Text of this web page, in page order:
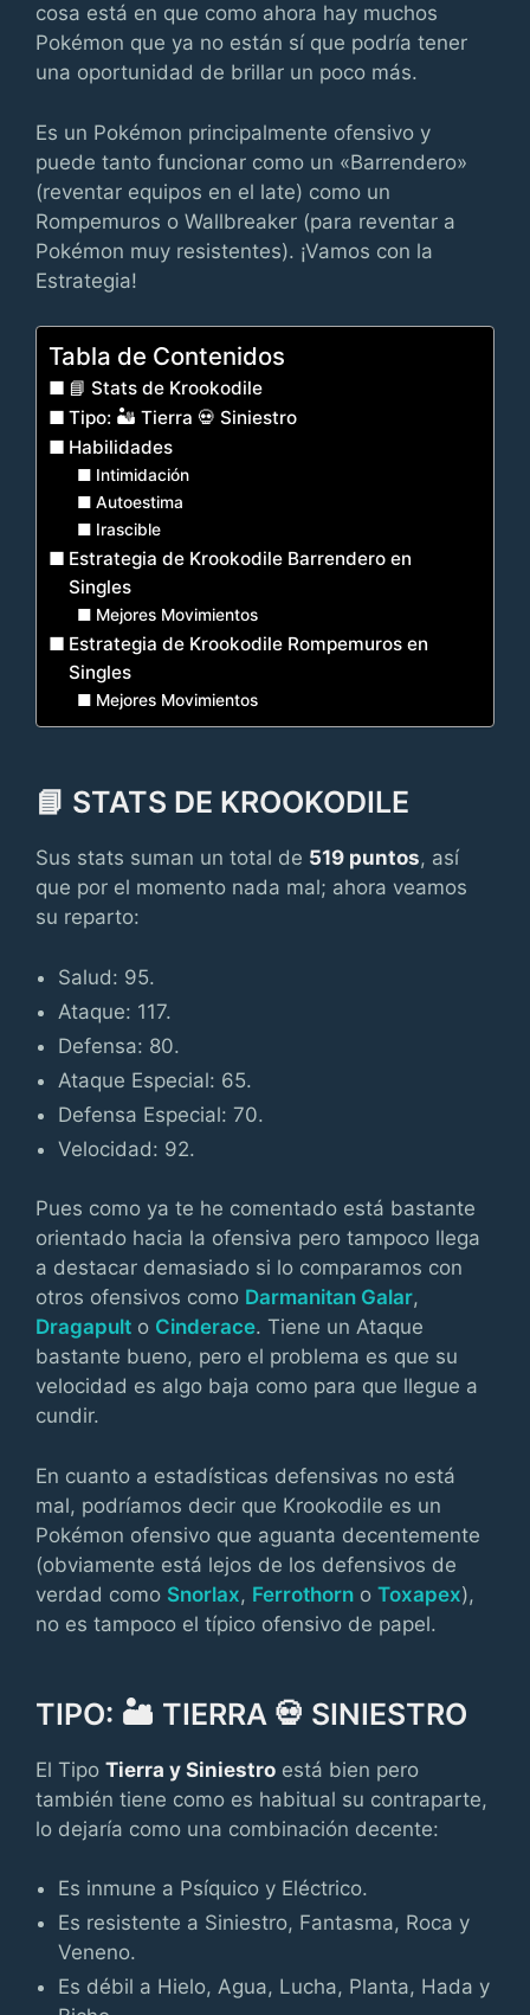
cosa está en que como ahora hay muchos
Pokémon que ya no están sí que podría tener
una oportunidad de brillar un poco más.
Es un Pokémon principalmente ofensivo y
puede tanto funcionar como un «Barrendero»
(reventar equipos en el late) como un
Rompemuros o Wallbreaker (para reventar a
Pokémon muy resistentes). ¡Vamos con la
Estrategia!
Tabla de Contenidos
📘 Stats de Krookodile
Tipo: 🏜️ Tierra 💀 Siniestro
Habilidades
Intimidación
Autoestima
Irascible
Estrategia de Krookodile Barrendero en
Singles
Mejores Movimientos
Estrategia de Krookodile Rompemuros en
Singles
Mejores Movimientos
📘 STATS DE KROOKODILE
Sus stats suman un total de 519 puntos, así
que por el momento nada mal; ahora veamos
su reparto:
Salud: 95.
Ataque: 117.
Defensa: 80.
Ataque Especial: 65.
Defensa Especial: 70.
Velocidad: 92.
Pues como ya te he comentado está bastante
orientado hacia la ofensiva pero tampoco llega
a destacar demasiado si lo comparamos con
otros ofensivos como Darmanitan Galar,
Dragapult o Cinderace. Tiene un Ataque
bastante bueno, pero el problema es que su
velocidad es algo baja como para que llegue a
cundir.
En cuanto a estadísticas defensivas no está
mal, podríamos decir que Krookodile es un
Pokémon ofensivo que aguanta decentemente
(obviamente está lejos de los defensivos de
verdad como Snorlax, Ferrothorn o Toxapex),
no es tampoco el típico ofensivo de papel.
TIPO: 🏜️ TIERRA 💀 SINIESTRO
El Tipo Tierra y Siniestro está bien pero
también tiene como es habitual su contraparte,
lo dejaría como una combinación decente:
Es inmune a Psíquico y Eléctrico.
Es resistente a Siniestro, Fantasma, Roca y
Veneno.
Es débil a Hielo, Agua, Lucha, Planta, Hada y